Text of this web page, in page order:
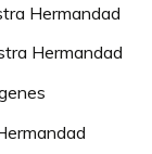
Hermandad
Hermandad